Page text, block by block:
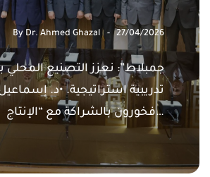
By Dr. Ahmed Ghazal 27/04/2026
تدريبية استراتيجية. •د.
فخورون بالشراكة مع “الإنتاج…